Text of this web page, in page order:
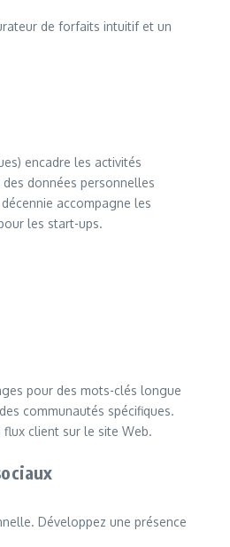
de forfaits intuitif et un
encadre les activités
données personnelles
accompagne les
les start-ups.
pour des mots-clés longue
communautés spécifiques.
client sur le site Web.
Développez une présence